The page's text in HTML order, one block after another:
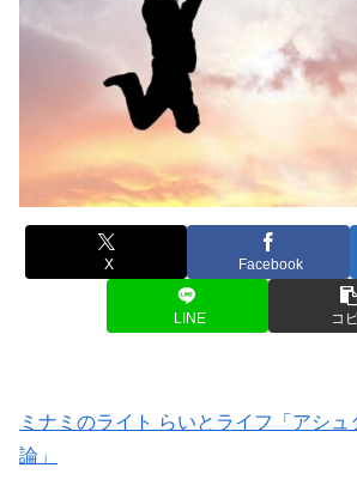
X Facebook
LINE コ
ミナミのライト らいとライフ「アシ
論」